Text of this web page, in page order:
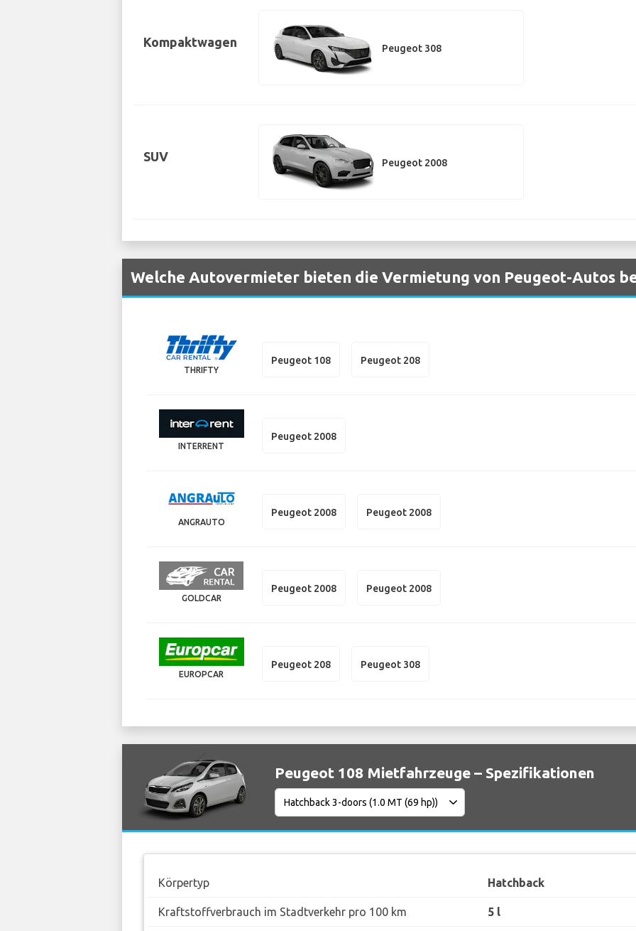
Kompaktwagen Peugeot 308
SUV Peugeot 2008
Welche Autovermieter bieten die Vermietung von Peugeot-Autos
THRIFTY
Peugeot 108 Peugeot 208
INTERRENT
Peugeot 2008
ANGRAUTO
Peugeot 2008 Peugeot 2008
GOLDCAR
Peugeot 2008 Peugeot 2008
EUROPCAR
Peugeot 208 Peugeot 308
Peugeot 108 Mietfahrzeuge – Spezifikationen
Körpertyp Hatchback
Kraftstoffverbrauch im Stadtverkehr pro 100 km 5 l